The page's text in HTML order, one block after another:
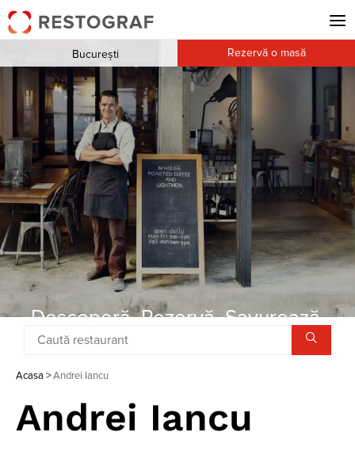
Descoperă. Rezervă. Savurează.
București Rezervă o masă
Acasa >Andrei Iancu
Andrei Iancu